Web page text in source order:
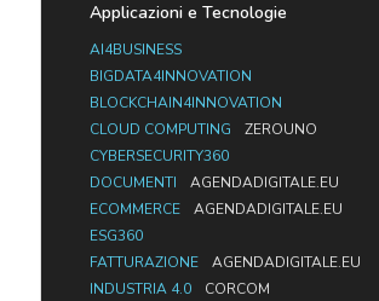
Applicazioni e Tecnologie
AI4BUSINESS
BIGDATA4INNOVATION
BLOCKCHAIN4INNOVATION
CLOUD COMPUTING
ZEROUNO
CYBERSECURITY360
DOCUMENTI
AGENDADIGITALE.EU
ECOMMERCE
AGENDADIGITALE.EU
ESG360
FATTURAZIONE
AGENDADIGITALE.EU
INDUSTRIA 4.0
CORCOM